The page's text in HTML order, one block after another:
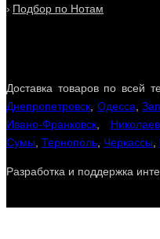
Подбор по Нотам
Доставка товаров по всей
Днепропетровск, Одесса,
Ивано-Франковск, Николаев
Сумы, Тернополь, Черкассы,
Разработка и поддержка